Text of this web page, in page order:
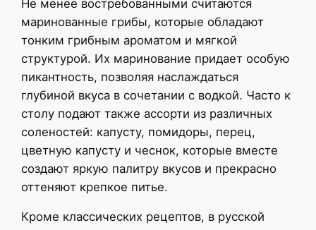
Не менее востребованными считаются
маринованные грибы, которые обладают
тонким грибным ароматом и мягкой
структурой. Их маринование придает особую
пикантность, позволяя наслаждаться
глубиной вкуса в сочетании с водкой. Часто к
столу подают также ассорти из различных
соленостей: капусту, помидоры, перец,
цветную капусту и чеснок, которые вместе
создают яркую палитру вкусов и прекрасно
оттеняют крепкое питье.
Кроме классических рецептов, в русской